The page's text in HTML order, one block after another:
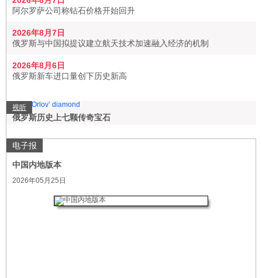
阿尔罗萨公司称钻石价格开始回升
2026年8月7日
俄罗斯与中国拟提议建立航天技术加速融入经济的机制
2026年8月6日
俄罗斯新车进口量创下历史新高
视听
俄罗斯历史上七颗传奇宝石
电子报
中国内地版本
2026年05月25日